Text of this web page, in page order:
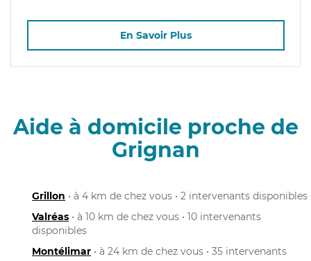
En Savoir Plus
Aide à domicile proche de
Grignan
Grillon • à 4 km de chez vous • 2 intervenants disponibles
Valréas • à 10 km de chez vous • 10 intervenants
disponibles
Montélimar • à 24 km de chez vous • 35 intervenants